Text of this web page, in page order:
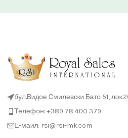
бул.Видое Смилевски Бато 51,
Телефон: +389 78 400 379
Е-маил: rsi@rsi-mk.com